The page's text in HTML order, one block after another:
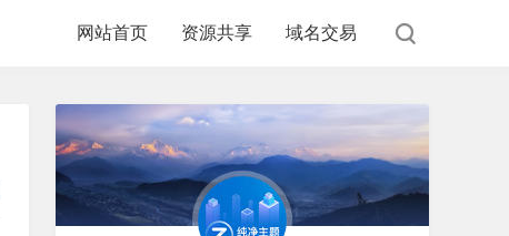
网站首页 资源共享 域名交易